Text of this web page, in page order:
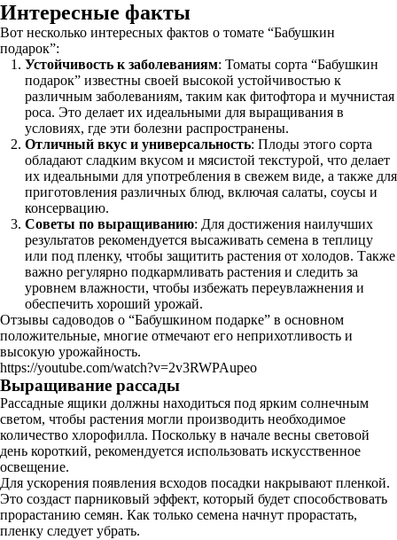
Интересные факты
Вот несколько интересных фактов о томате “Бабушкин
подарок”:
Устойчивость к заболеваниям: Томаты сорта “Бабушкин
подарок” известны своей высокой устойчивостью к
различным заболеваниям, таким как фитофтора и мучнистая
роса. Это делает их идеальными для выращивания в
условиях, где эти болезни распространены.
Отличный вкус и универсальность: Плоды этого сорта
обладают сладким вкусом и мясистой текстурой, что делает
их идеальными для употребления в свежем виде, а также для
приготовления различных блюд, включая салаты, соусы и
консервацию.
Советы по выращиванию: Для достижения наилучших
результатов рекомендуется высаживать семена в теплицу
или под пленку, чтобы защитить растения от холодов. Также
важно регулярно подкармливать растения и следить за
уровнем влажности, чтобы избежать переувлажнения и
обеспечить хороший урожай.
Отзывы садоводов о “Бабушкином подарке” в основном
положительные, многие отмечают его неприхотливость и
высокую урожайность.
https://youtube.com/watch?v=2v3RWPAupeo
Выращивание рассады
Рассадные ящики должны находиться под ярким солнечным
светом, чтобы растения могли производить необходимое
количество хлорофилла. Поскольку в начале весны световой
день короткий, рекомендуется использовать искусственное
освещение.
Для ускорения появления всходов посадки накрывают пленкой.
Это создаст парниковый эффект, который будет способствовать
прорастанию семян. Как только семена начнут прорастать,
пленку следует убрать.